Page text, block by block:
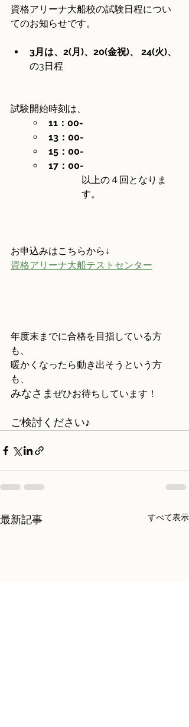
資格アリーナ大船校の試験日程につい
てのお知らせです。
3月は、2(月)、20(金祝)、 24(火)、
の3日程
試験開始時刻は、
11：00-
13：00-
15：00-
17：00-
以上の４回となりま
す。
お申込みはこちらから↓
資格アリーナ大船テストセンター
年度末までに合格を目指している方
も、
暖かくなったら動き出そうという方
も、
みなさま ぜひお待ちしています！
ご検討ください♪
最新記事 すべて表示